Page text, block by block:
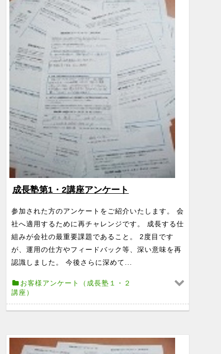
成長塾第1・2講座アンケート
参加された方のアンケートをご紹介いたします。 会
社へ適用するために再チャレンジです。 成長する仕
組みが会社の最重要課題であること。 2度目です
が、運用の仕方やフィードバック等、深い意味を再
認識しました。 今後さらに深めて...
お客様アンケート（成長塾１・２
講座）